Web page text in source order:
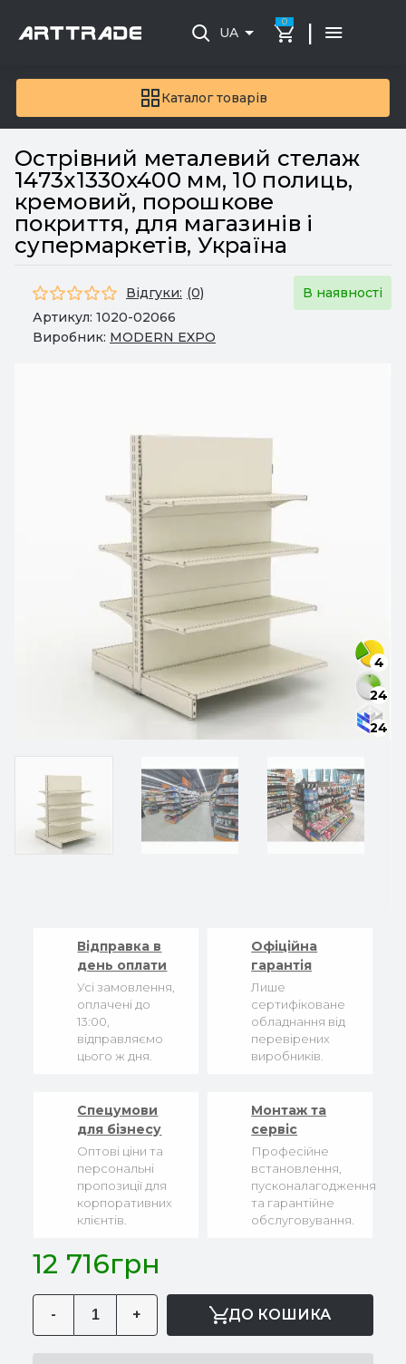
Каталог товарів
UA
0 |
Острівний металевий стелаж
1473x1330x400 мм, 10 полиць,
кремовий, порошкове
покриття, для магазинів і
супермаркетів, Україна
Відгуки: (0)
В наявності
Артикул: 1020-02066
Виробник: MODERN EXPO
4
24
24
Відправка в
день оплати
Усі замовлення,
оплачені до
13:00,
відправляємо
цього ж дня.
Офіційна
гарантія
Лише
сертифіковане
обладнання від
перевірених
виробників.
Спецумови
для бізнесу
Оптові ціни та
персональні
пропозиції для
корпоративних
клієнтів.
Монтаж та
сервіс
Професійне
встановлення,
пусконалагодження
та гарантійне
обслуговування.
12 716грн
- + ДО КОШИКА